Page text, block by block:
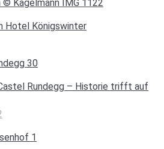
Hotel Königswinter
Rundegg – Historie trifft auf